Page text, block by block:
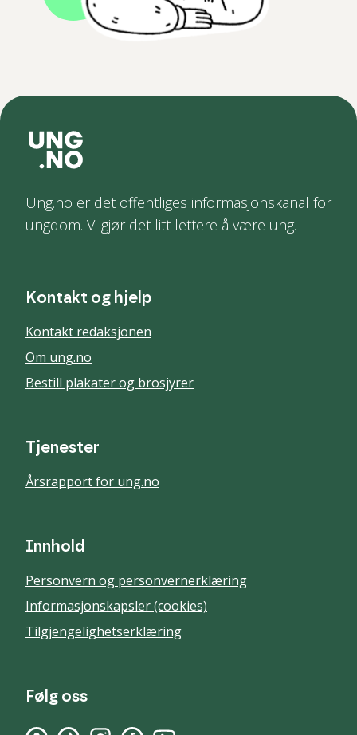
Ung.no er det offentliges informasjonskanal for
ungdom. Vi gjør det litt lettere å være ung.
Kontakt og hjelp
Kontakt redaksjonen
Om ung.no
Bestill plakater og brosjyrer
Tjenester
Årsrapport for ung.no
Innhold
Personvern og personvernerklæring
Informasjonskapsler (cookies)
Tilgjengelighetserklæring
Følg oss